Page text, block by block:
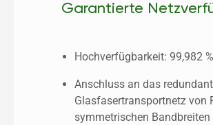
Garantierte
Hochverfügbarkeit: 99,982 %
Anschluss an das
Glasfasertransportnetz von
symmetrischen Bandbreiten